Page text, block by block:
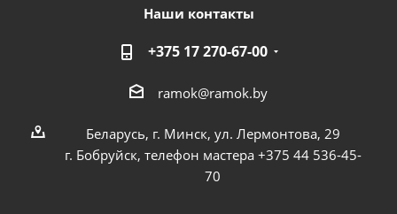
Наши контакты
+375 17 270-67-00
ramok@ramok.by
Беларусь, г. Минск, ул. Лермонтова, 29
г. Бобруйск, телефон мастера +375 44 536-45-
70